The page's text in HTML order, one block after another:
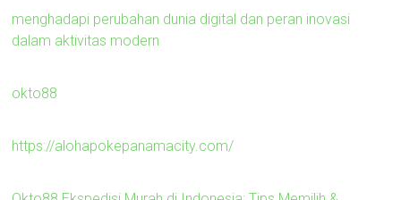
menghadapi perubahan dunia digital dan peran inovasi
dalam aktivitas modern
okto88
https://alohapokepanamacity.com/